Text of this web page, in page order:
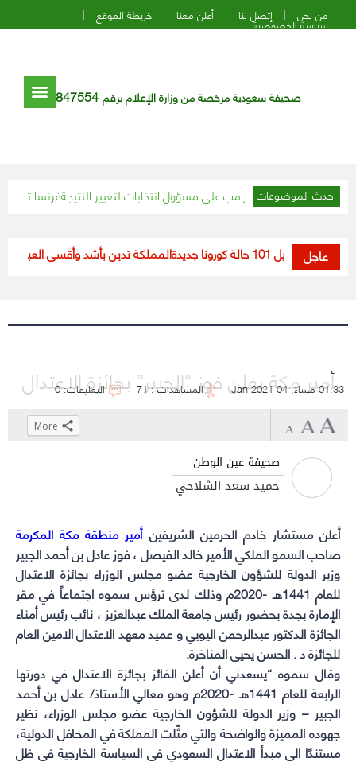
من نحن إتصل بنا أعلن معنا خريطة الموقع
سياسة الخصوصية
صحيفة سعودية مرخصة من وزارة الإعلام برقم 847554
احدث الموضوعات
تكشف ضغط ترامب على مسؤول انتخابات لتغيير النتيجةفرنسا ترصد أكثر من 60 بؤرة لتفشي إنفلونزا
عاجل
101 حالة كورونا جديدة المملكة تدين بأشد وأقسى العبارات
أمير مكة يعلن فوز “الجبير” بجائزة الاعتدال
01:33 مساءً, 04 Jan 2021 المشاهدات : 71 التعليقات: 0
صحيفة عين الوطن
حميد سعد الشلاحي
أعلن مستشار خادم الحرمين الشريفينأمير منطقة مكة المكرمة
صاحب السمو الملكي الأمير خالد الفيصل ، فوز عادل بن أحمد الجبير
وزير الدولة للشؤون الخارجية عضو مجلس الوزراء بجائزة الاعتدال
للعام 1441هـ -2020م وذلك لدى ترؤس سموه اجتماعاً في مقر
الإمارة بجدة بحضور رئيس جامعة الملك عبدالعزيز ، نائب رئيس أمناء
الجائزة الدكتور عبدالرحمن اليوبي و عميد معهد الاعتدال الامين العام
للجائزة د . الحسن يحيى المناخرة.
وقال سموه “يسعدني أن أعلن الفائز بجائزة الاعتدال في دورتها
الرابعة للعام 1441هـ -2020م وهو معالي الأستاذ/ عادل بن أحمد
الجبير – وزير الدولة للشؤون الخارجية عضو مجلس الوزراء، نظير
جهوده المميزة والواضحة والتي مثّلت المملكة في المحافل الدولية،
مستندًا الى مبدأ الاعتدال السعودي في السياسة الخارجية في ظل
(Opens
in
new
window)
(Opens
in
new
window)
(Opens
in
new
window)
Click
(Opens
in
new
window)
More